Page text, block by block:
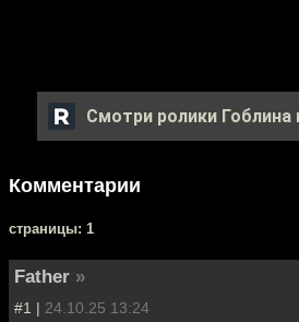
Смотри ролики Гоблина
Комментарии
cтраницы: 1
Father »
#1 | 24.10.25 13:24